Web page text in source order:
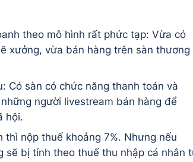
theo mô hình rất phức tạp: Vừa có
xưởng, vừa bán hàng trên sàn thương
Có sàn có chức năng thanh toán và
người livestream bán hàng để
hội.
nộp thuế khoảng 7%. Nhưng nếu
sẽ bị tính theo thuế thu nhập cá nhân